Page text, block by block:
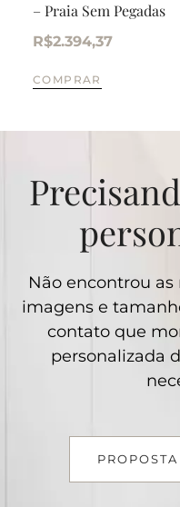
– Praia Sem Pegadas
R$2.394,37
COMPRAR
Não encontrou
imagens e
contato que
personalizada